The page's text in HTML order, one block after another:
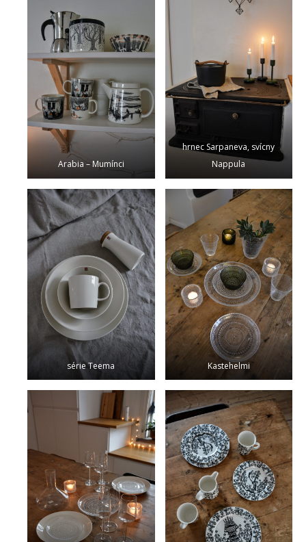
Arabia – Mumínci
hrnec Sarpaneva, svícny
Nappula
série Teema Kastehelmi